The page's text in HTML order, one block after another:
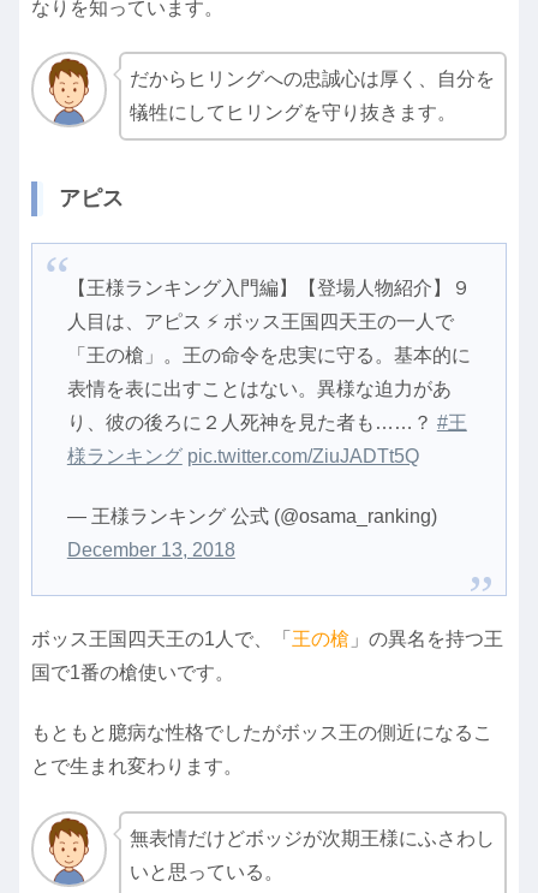
なりを知っています。
だからヒリングへの忠誠心は厚く、自分を
犠牲にしてヒリングを守り抜きます。
アピス
【王様ランキング入門編】【登場人物紹介】９
人目は、アピス ⚡️ ボッス王国四天王の一人で
「王の槍」。王の命令を忠実に守る。基本的に
表情を表に出すことはない。異様な迫力があ
り、彼の後ろに２人死神を見た者も……？ #王
様ランキング pic.twitter.com/ZiuJADTt5Q
— 王様ランキング 公式 (@osama_ranking)
December 13, 2018
ボッス王国四天王の1人で、「 王の槍 」の異名を持つ王
国で1番の槍使いです。
もともと臆病な性格でしたがボッス王の側近になるこ
とで生まれ変わります。
無表情だけどボッジが次期王様にふさわし
いと思っている。